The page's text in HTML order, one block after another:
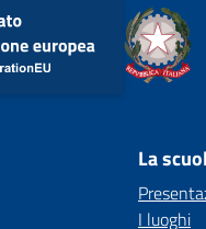
La
I luoghi